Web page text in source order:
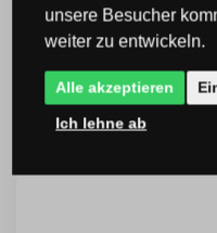
unsere Besucher
weiter zu entwickeln.
Alle akzeptieren
Ich lehne ab